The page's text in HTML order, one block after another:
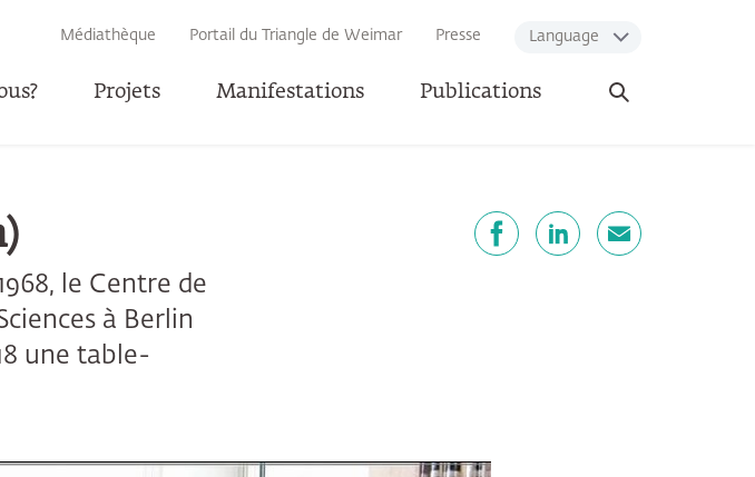
Médiathèque Portail du Triangle de Weimar Presse Language
Projets Manifestations Publications
Ouvrir
la
le Centre de
à Berlin
une table-